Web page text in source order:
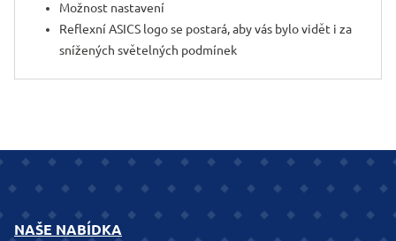
Možnost nastavení
Reflexní ASICS logo se postará, aby vás bylo vidět i za
snížených světelných podmínek
NAŠE NABÍDKA